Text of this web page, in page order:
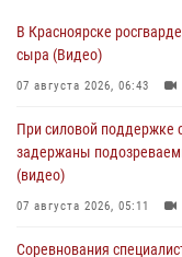
В Красноярске
сыра (Видео)
07 августа 2026, 06:43
При силовой поддержке
задержаны
(видео)
07 августа 2026, 05:11
Соревнования